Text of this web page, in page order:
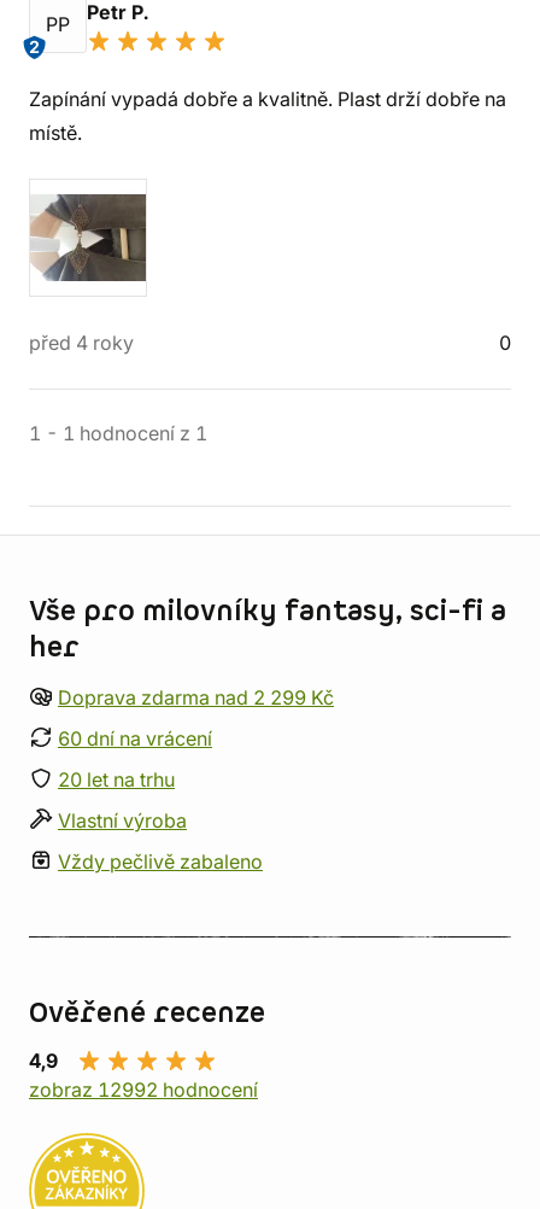
PP
2
Petr P.
Zapínání vypadá dobře a kvalitně. Plast drží dobře na
místě.
před 4 roky 0
1 - 1 hodnocení z 1
Vše pro milovníky fantasy, sci-fi a
her
Doprava zdarma nad 2 299 Kč
60 dní na vrácení
20 let na trhu
Vlastní výroba
Vždy pečlivě zabaleno
Ověřené recenze
4,9
zobraz 12992 hodnocení